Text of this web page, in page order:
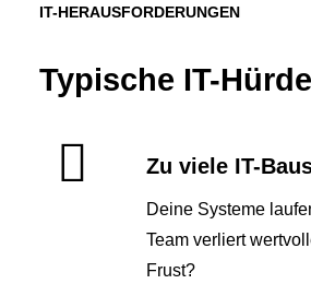
IT-HERAUSFORDERUNGEN
Typische IT-
Zu viele IT-
Deine Systeme
Team verliert
Frust?